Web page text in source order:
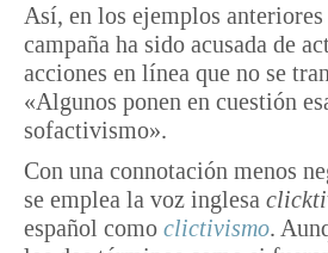
Así, en los ejemplos
campaña ha sido acusada de
acciones en línea que no se
«Algunos ponen en cuestión
sofactivismo».
Con una connotación menos
se emplea la voz inglesa
español como clictivismo.